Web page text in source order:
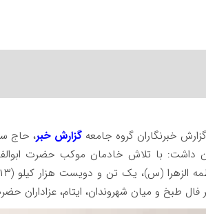
خبرنگاران گروه جامعه گزارش خبر، حاج
داشت: با تلاش خادمان موکب حضرت
الزهرا (س)، یک تن و دویست هزار کیلو (۱۳دیگ)
فال طبخ و میان شهروندان، ایتام، عزاداران